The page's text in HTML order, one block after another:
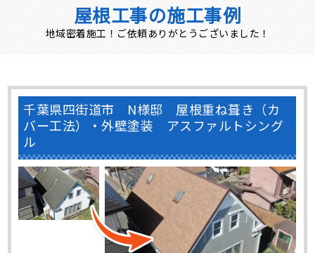
屋根工事の施工事例
地域密着施工！ご依頼ありがとうございました！
千葉県四街道市 N様邸 屋根重ね葺き（カ
バー工法）・外壁塗装 アスファルトシング
ル